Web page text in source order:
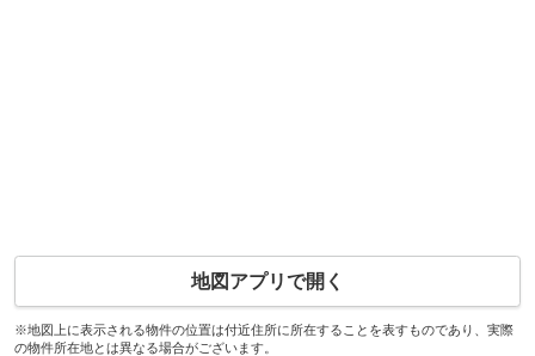
地図アプリで開く
※地図上に表示される物件の位置は付近住所に所在することを表すものであり、実際
の物件所在地とは異なる場合がございます。